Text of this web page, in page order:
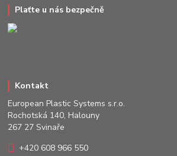
Plaťte u nás bezpečně
Kontakt
European Plastic Systems s.r.o.
Rochotská 140, Halouny
267 27 Svinaře
+420 608 966 550